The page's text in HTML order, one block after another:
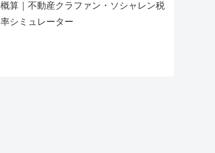
概算｜不動産クラファン・ソシャレン税
率シミュレーター